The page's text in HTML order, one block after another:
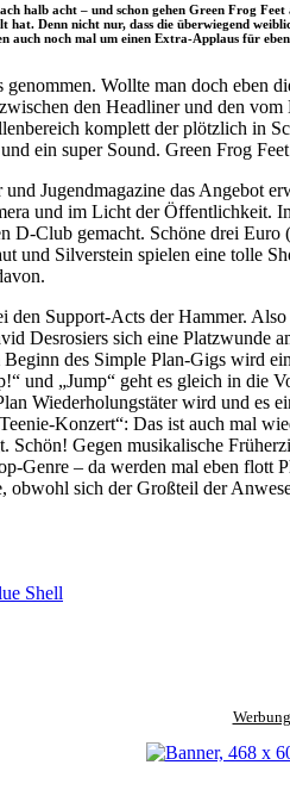
acht – und schon gehen Green Frog
hat. Denn nicht nur, dass die überwiegend
auch noch mal um einen Extra-Applaus für
Wollte man doch
den Headliner und den
komplett der plötzlich in
ein super Sound. Green Frog
Jugendmagazine das Angebot
und im Licht der
D-Club gemacht. Schöne drei
Silverstein spielen eine tolle
Support-Acts der Hammer.
Desrosiers sich eine
des Simple Plan-Gigs wird
und „Jump“ geht es gleich in
Wiederholungstäter wird und
Konzert“: Das ist auch mal
Gegen musikalische
– da werden mal eben flott
sich der Großteil der
Shell
Werbung